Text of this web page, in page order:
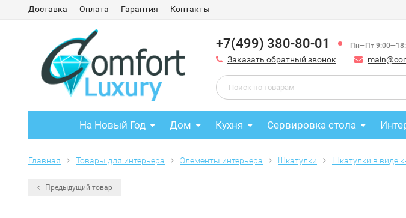
Доставка Оплата Гарантия Контакты
+7(499) 380-80-01 Пн—Пт
Заказать обратный звонок
На Новый Год Дом Кухня Сервировка стола
Главная Товары для интерьера Элементы интерьера Шкатулки Шкатулки в виде
Предыдущий товар